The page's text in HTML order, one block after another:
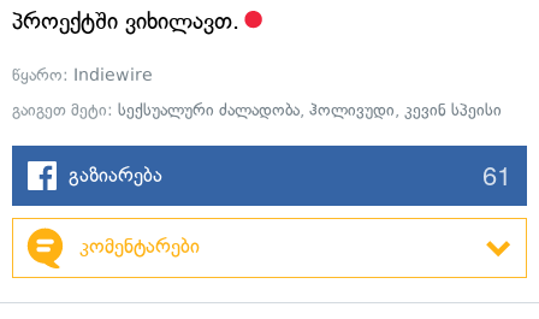
პროექტში ვიხილავთ.
წყარო: Indiewire
გაიგეთ მეტი: სექსუალური ძალადობა, ჰოლივუდი, კევინ სპეისი
გაზიარება 61
კომენტარები